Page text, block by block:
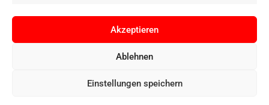
Akzeptieren
Ablehnen
Einstellungen speichern
Copyright © Digital Camera Graz 2022. Alle Rechte vorbehalten. E-
Commerce bypathways digital, Mallorca